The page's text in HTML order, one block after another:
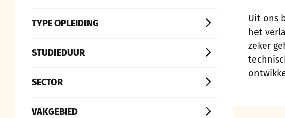
TYPE OPLEIDING
STUDIEDUUR
SECTOR
VAKGEBIED
Uit ons
het
zeker